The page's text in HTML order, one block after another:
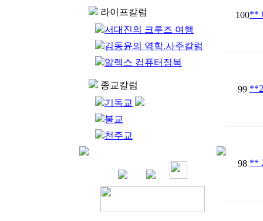
라이프칼럼
서대진의 크루즈 여행
김동윤의 역학.사주칼럼
알렉스 컴퓨터정복
종교칼럼
기독교
불교
천주교
100**
99
98 **